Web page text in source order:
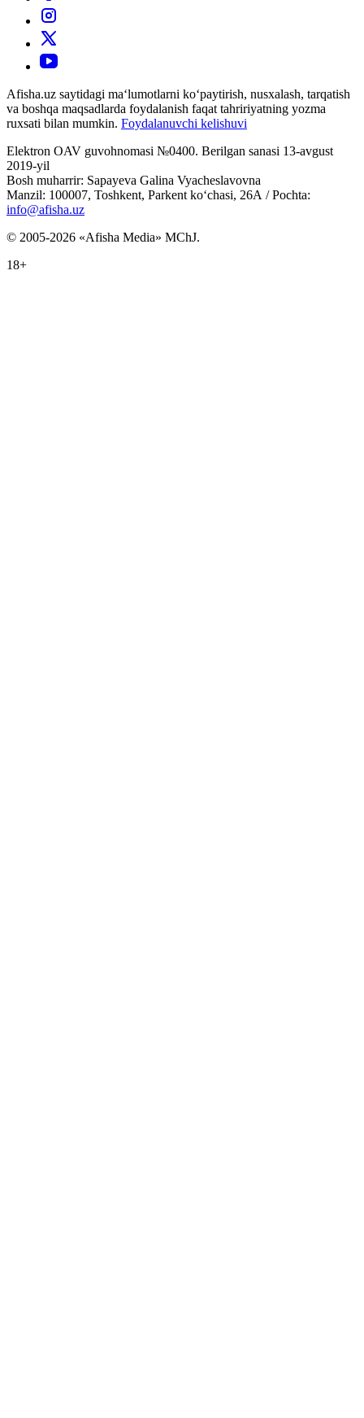
Afisha.uz saytidagi ma‘lumotlarni ko‘paytirish, nusxalash, tarqatish
va boshqa maqsadlarda foydalanish faqat tahririyatning yozma
ruxsati bilan mumkin. Foydalanuvchi kelishuvi
Elektron OAV guvohnomasi №0400. Berilgan sanasi 13-avgust
2019-yil
Bosh muharrir: Sapayeva Galina Vyacheslavovna
Manzil: 100007, Toshkent, Parkent ko‘chasi, 26А / Pochta:
info@afisha.uz
© 2005-2026 «Afisha Media» MChJ.
18+